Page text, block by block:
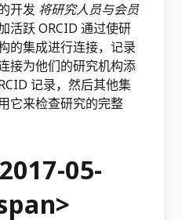
开发 将研究人员与会员
活跃 ORCID 通过使研
的集成进行连接，记录
接为他们的研究机构添
记录，然后其他集
它来检查研究的完整
05-